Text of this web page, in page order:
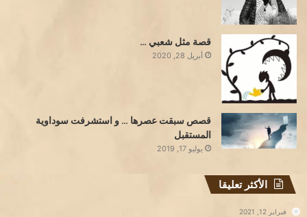
قصة مثل شعبي …
أبريل 28, 2020
قصص سبقت عصرها … و استشرفت سوداوية
المستقبل
يوليو 17, 2019
الأكثر تعليقا
فبراير 12, 2021